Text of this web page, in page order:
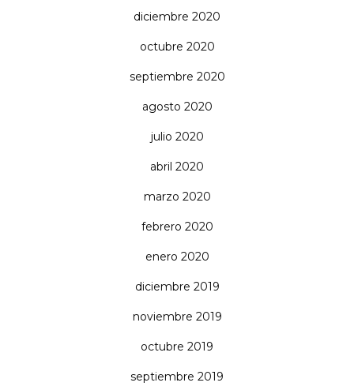
diciembre 2020
octubre 2020
septiembre 2020
agosto 2020
julio 2020
abril 2020
marzo 2020
febrero 2020
enero 2020
diciembre 2019
noviembre 2019
octubre 2019
septiembre 2019